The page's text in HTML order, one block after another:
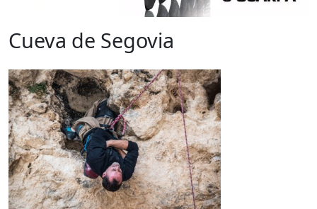
Cueva de Segovia